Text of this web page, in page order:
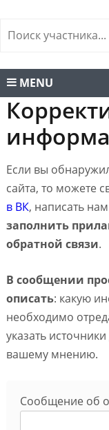
MENU
Если вы
сайта, то можете
в ВК, написать
заполнить
обратной связи.
В сообщении
описать: какую
необходимо
указать
вашему мнению.
Сообщение об